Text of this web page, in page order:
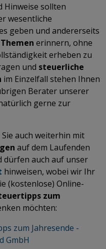
Hinweise sollten
wesentliche
geben und andererseits
erinnern, ohne
erheben zu
und steuerliche
im Einzelfall stehen Ihnen
Berater unserer
gerne zur
auch weiterhin mit
auf dem Laufenden
dürfen auch auf unser
hinweisen, wobei wir Ihr
(kostenlose) Online-
zum
möchten:
zum Jahresende -
GmbH